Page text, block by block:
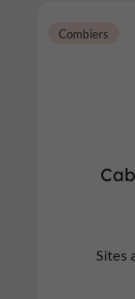
Combiers
Sites